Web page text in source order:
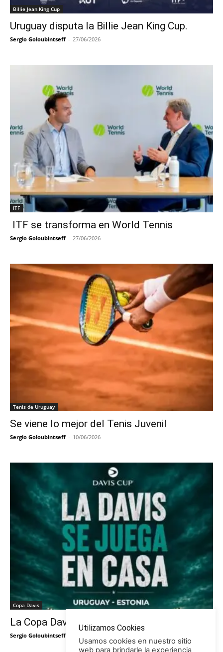
Billie Jean King Cup
Uruguay disputa la Billie Jean King Cup.
Sergio Goloubintseff - 27/06/2026
ITF
ITF se transforma en World Tennis
Sergio Goloubintseff - 27/06/2026
Tenis de Uruguay
Se viene lo mejor del Tenis Juvenil
Sergio Goloubintseff - 10/06/2026
Copa Davis
La Copa Davis vuelve al Círculo
Sergio Goloubintseff
Utilizamos Cookies
Usamos cookies en nuestro sitio
web para brindarle la experiencia